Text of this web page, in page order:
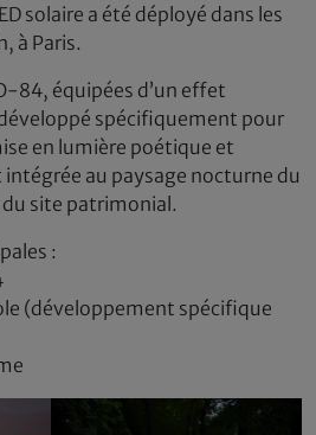
solaire a été déployé dans les
à Paris.
84, équipées d’un effet
spécifiquement pour
en lumière poétique et
au paysage nocturne du
site patrimonial.
:
(développement spécifique